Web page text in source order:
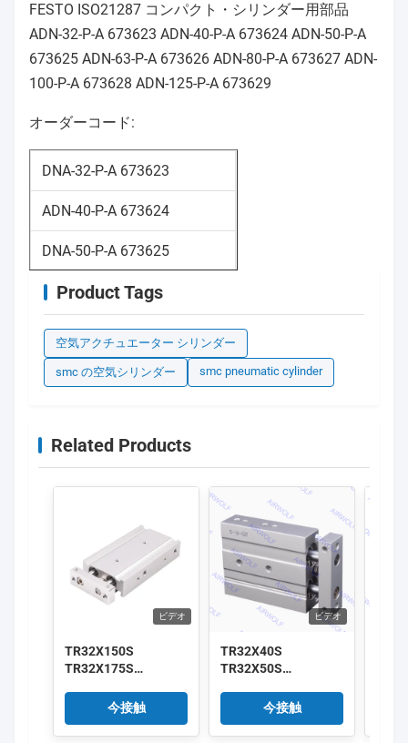
FESTO ISO21287 コンパクト・シリンダー用部品
ADN-32-P-A 673623 ADN-40-P-A 673624 ADN-50-P-A
673625 ADN-63-P-A 673626 ADN-80-P-A 673627 ADN-
100-P-A 673628 ADN-125-P-A 673629
オーダーコード:
DNA-32-P-A 673623
ADN-40-P-A 673624
DNA-50-P-A 673625
DNA-63-P-A 673626
DNA-80-P-A 673627
DNA-100-P-A 673628
Product Tags
空気アクチュエーター シリンダー
smc の空気シリンダー smc pneumatic cylinder
Related Products
ビデオ
TR32X150S
TR32X175S
ーズ AirTAC 双作用双
棒シリンダー
今接触
ビデオ
TR32X40S
TR32X50S
TR32X70S TRシリー
ズ AirTAC複動ツイン
ロッドシリンダ
今接触